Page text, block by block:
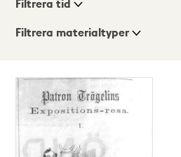
Visningsläge
ListaKarta
Filtrera tid
Filtrera materialtyper